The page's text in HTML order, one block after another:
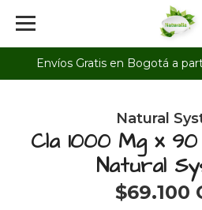
Envíos Gratis en Bogotá a
Natural
Cla 1000 Mg x
Natural
$69.100